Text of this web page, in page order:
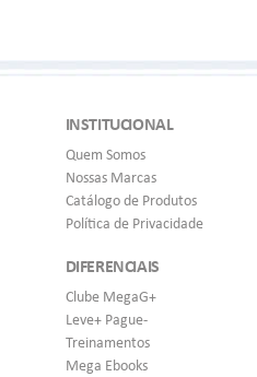
INSTITUCIONAL
Quem Somos
Nossas Marcas
Catálogo de Produtos
Política de Privacidade
DIFERENCIAIS
Clube MegaG+
Leve+ Pague-
Treinamentos
Mega Ebooks